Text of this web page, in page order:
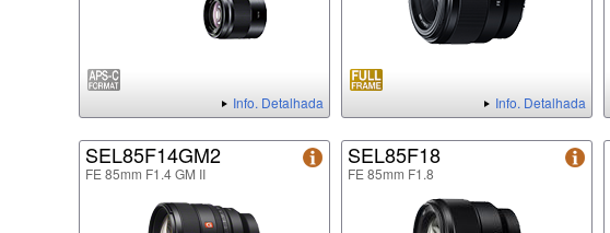
Info. Detalhada Info. Detalhada
SEL85F14GM2
FE 85mm F1.4 GM II
SEL85F18
FE 85mm F1.8